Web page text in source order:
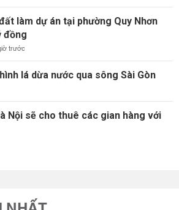
làm dự án tại phường Quy Nhơn
đồng
trước
lá dừa nước qua sông Sài Gòn
Nội sẽ cho thuê các gian hàng với